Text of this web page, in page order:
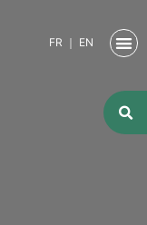
FR ｜ EN